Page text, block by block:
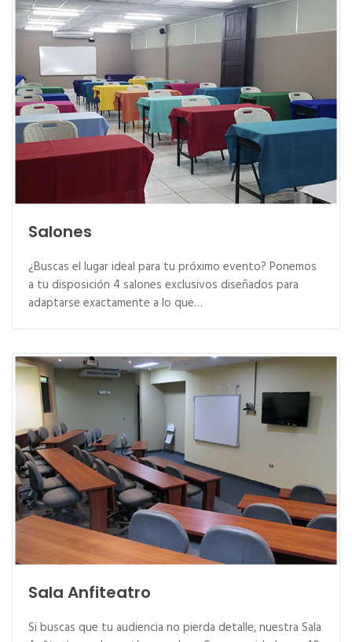
Salones
¿Buscas el lugar ideal para tu próximo evento? Ponemos
a tu disposición 4 salones exclusivos diseñados para
adaptarse exactamente a lo que…
Sala Anfiteatro
Si buscas que tu audiencia no pierda detalle, nuestra Sala